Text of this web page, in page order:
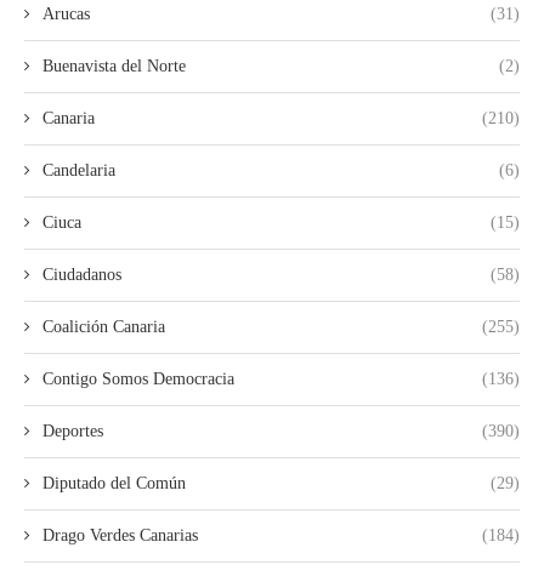
Arucas (31)
Buenavista del Norte (2)
Canaria (210)
Candelaria (6)
Ciuca (15)
Ciudadanos (58)
Coalición Canaria (255)
Contigo Somos Democracia (136)
Deportes (390)
Diputado del Común (29)
Drago Verdes Canarias (184)